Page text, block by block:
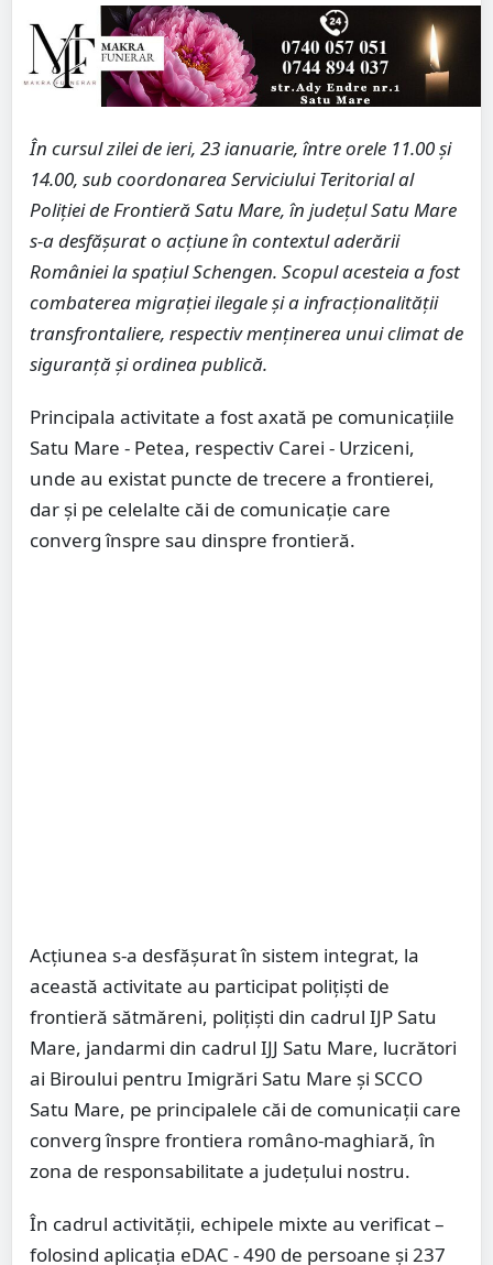
În cursul zilei de ieri, 23 ianuarie, între orele 11.00 și
14.00, sub coordonarea Serviciului Teritorial al
Poliției de Frontieră Satu Mare, în județul Satu Mare
s-a desfășurat o acțiune în contextul aderării
României la spațiul Schengen. Scopul acesteia a fost
combaterea migrației ilegale și a infracționalității
transfrontaliere, respectiv menținerea unui climat de
siguranță și ordinea publică.
Principala activitate a fost axată pe comunicațiile
Satu Mare - Petea, respectiv Carei - Urziceni,
unde au existat puncte de trecere a frontierei,
dar și pe celelalte căi de comunicație care
converg înspre sau dinspre frontieră.
Acțiunea s-a desfășurat în sistem integrat, la
această activitate au participat polițiști de
frontieră sătmăreni, polițiști din cadrul IJP Satu
Mare, jandarmi din cadrul IJJ Satu Mare, lucrători
ai Biroului pentru Imigrări Satu Mare și SCCO
Satu Mare, pe principalele căi de comunicații care
converg înspre frontiera româno-maghiară, în
zona de responsabilitate a județului nostru.
În cadrul activității, echipele mixte au verificat –
folosind aplicația eDAC - 490 de persoane și 237